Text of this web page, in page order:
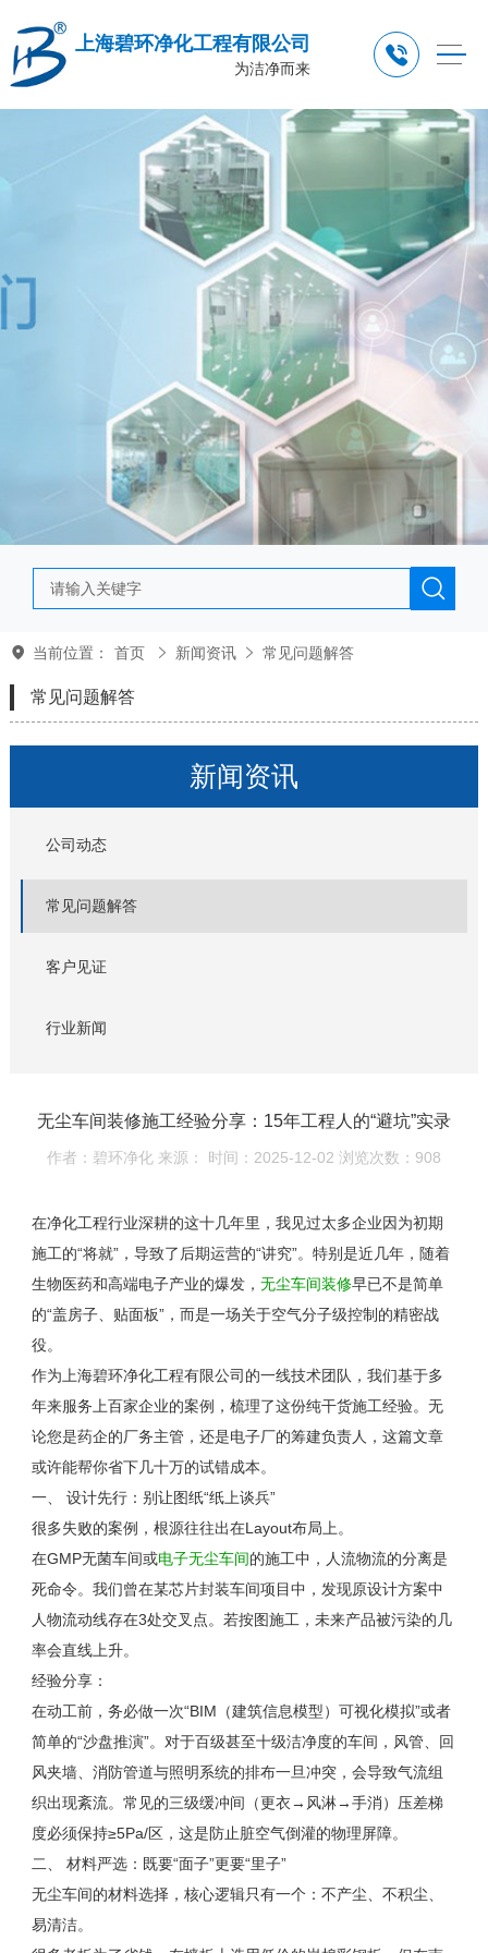
上海碧环净化工程有限公司
为洁净而来
当前位置： 首页 新闻资讯 常见问题解答
常见问题解答
新闻资讯
公司动态
常见问题解答
客户见证
行业新闻
无尘车间装修施工经验分享：15年工程人的“避坑”实录
作者：碧环净化 来源： 时间：2025-12-02 浏览次数：908
在净化工程行业深耕的这十几年里，我见过太多企业因为初期
施工的“将就”，导致了后期运营的“讲究”。特别是近几年，随着
生物医药和高端电子产业的爆发， 无尘车间装修早已不是简单
的“盖房子、贴面板”，而是一场关于空气分子级控制的精密战
役。
作为上海碧环净化工程有限公司的一线技术团队，我们基于多
年来服务上百家企业的案例，梳理了这份纯干货施工经验。无
论您是药企的厂务主管，还是电子厂的筹建负责人，这篇文章
或许能帮你省下几十万的试错成本。
一、 设计先行：别让图纸“纸上谈兵”
很多失败的案例，根源往往出在Layout布局上。
在GMP无菌车间或电子无尘车间的施工中，人流物流的分离是
死命令。我们曾在某芯片封装车间项目中，发现原设计方案中
人物流动线存在3处交叉点。若按图施工，未来产品被污染的几
率会直线上升。
经验分享：
在动工前，务必做一次“BIM （建筑信息模型）可视化模拟”或者
简单的“沙盘推演”。对于百级甚至十级洁净度的车间，风管、回
风夹墙、消防管道与照明系统的排布一旦冲突，会导致气流组
织出现紊流。常见的三级缓冲间（更衣→风淋→手消）压差梯
度必须保持≥5Pa/区，这是防止脏空气倒灌的物理屏障。
二、 材料严选：既要“面子”更要“里子”
无尘车间的材料选择，核心逻辑只有一个：不产尘、不积尘、
易清洁。